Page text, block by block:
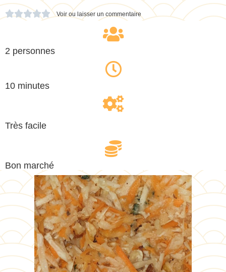
 Voir ou laisser un commentaire
2 personnes
10 minutes
Très facile
Bon marché